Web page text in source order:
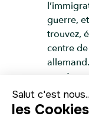
guerre,
trouvez,
centre
peu à
gamme,
en la